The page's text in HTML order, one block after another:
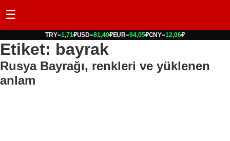
☰
TRY=1,71₽USD=81,40₽EUR=94,05₽CNY=12,06₽
Etiket: bayrak
Rusya Bayrağı, renkleri ve yüklenen
anlam